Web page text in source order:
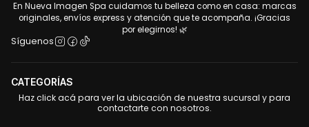
En Nueva Imagen Spa cuidamos tu belleza como en casa: marcas
originales, envíos express y atención que te acompaña. ¡Gracias
por elegirnos! 🌿
Síguenos
CATEGORÍAS
Haz click acá para ver la ubicación de nuestra sucursal y para
contactarte con nosotros.